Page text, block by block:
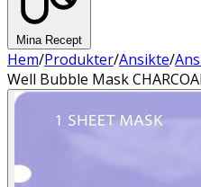
Mina Recept
Hem/Produkter/Ansikte/
Well Bubble Mask